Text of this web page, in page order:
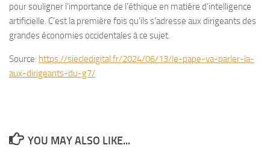
pour souligner l’importance de l’éthique en matière d’intelligence
artificielle. C’est la première fois qu’ils s’adresse aux dirigeants des
grandes économies occidentales à ce sujet.
Source: https://siecledigital.fr/2024/06/13/le-pape-va-parler-ia-
aux-dirigeants-du-g7/
YOU MAY ALSO LIKE...